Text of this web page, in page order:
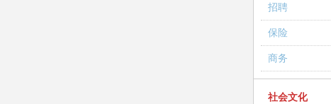
招聘
保险
商务
社会文化